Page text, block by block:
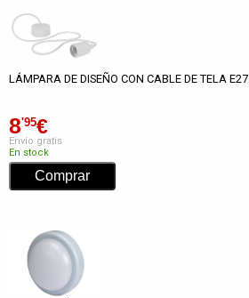
LÁMPARA DE DISEÑO CON CABLE DE TELA E27
8'95€
Envío gratis
En stock